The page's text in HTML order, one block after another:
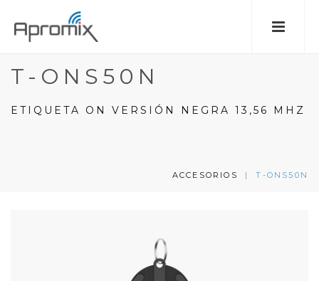
T-ONS50N
ETIQUETA ON VERSIÓN NEGRA 13,56 MHZ
ACCESORIOS | T-ONS50N